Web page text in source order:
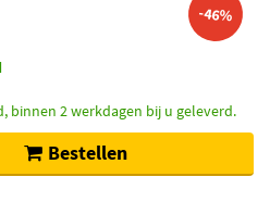
-46%
binnen 2 werkdagen bij u geleverd.
Bestellen